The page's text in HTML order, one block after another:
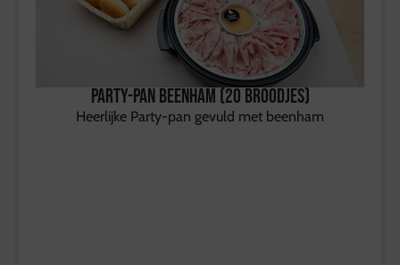
Party-Pan Beenham (20 broodjes)
Heerlijke Party-pan gevuld met beenham